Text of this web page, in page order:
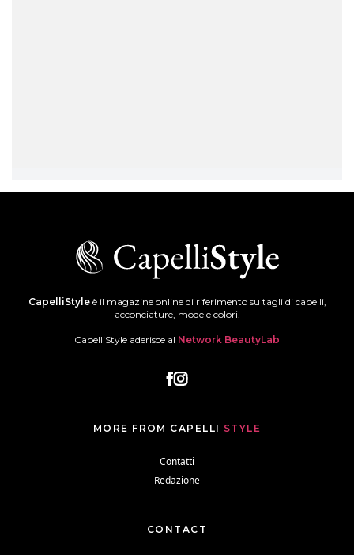
CapelliStyleè il magazine online di riferimento su tagli di capelli,
acconciature, mode e colori.
CapelliStyle aderisce al Network BeautyLab
MORE FROM CAPELLI STYLE
Contatti
Redazione
CONTACT